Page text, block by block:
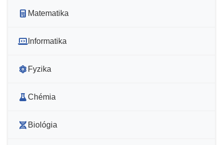
Matematika
Informatika
Fyzika
Chémia
Biológia